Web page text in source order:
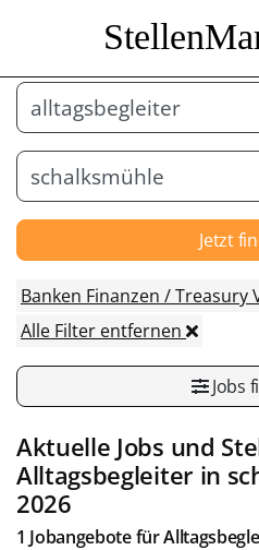
Jetzt
Banken Finanzen / Treasury
Alle Filter entfernen
Jobs
Aktuelle Jobs und
Alltagsbegleiter in
2026
1 Jobangebote für